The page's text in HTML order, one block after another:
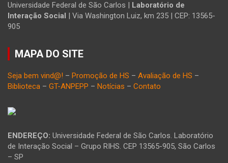
Universidade Federal de São Carlos |
Laboratório de
Interação Social
| Via Washington Luiz, km 235 | CEP: 13565-
905
MAPA DO SITE
Seja bem vind@! – Promoção de HS – Avaliação de HS –
Biblioteca – GT-ANPEPP – Notícias – Contato
ENDEREÇO: Universidade Federal de São Carlos. Laboratório
de Interação Social – Grupo RIHS. CEP 13565-905, São Carlos
– SP